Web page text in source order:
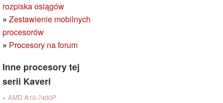
rozpiska osiągów
» Zestawienie mobilnych
procesorów
» Procesory na forum
Inne procesory tej
serii Kaveri
» AMD A10-7400P